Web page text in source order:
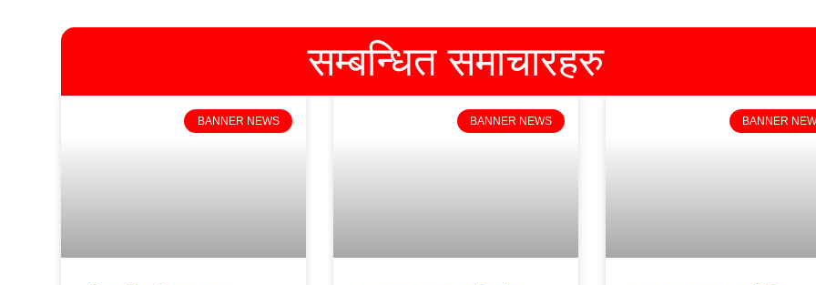
सम्बन्धित समाचारहरु
BANNER NEWS BANNER NEWS BANNER